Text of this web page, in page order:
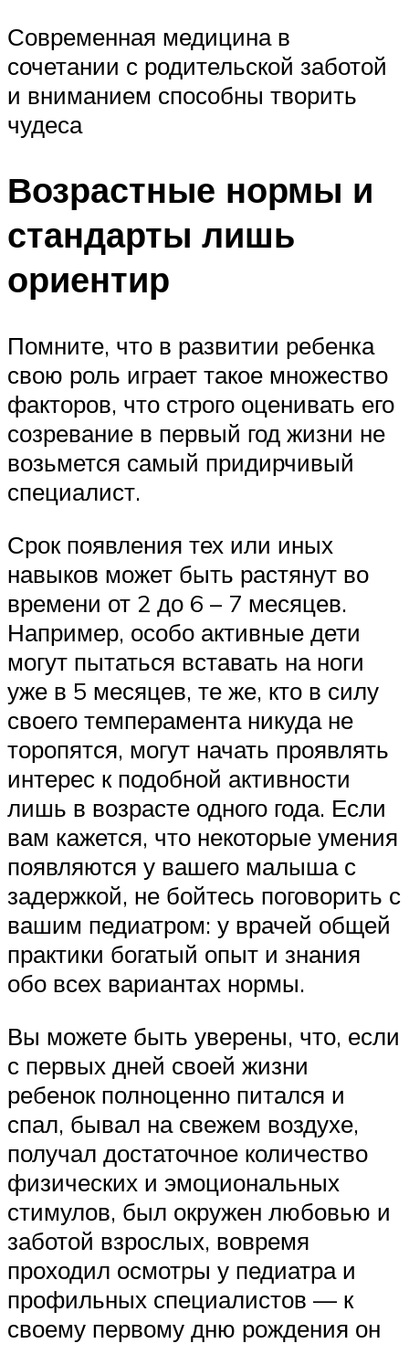
Современная медицина в
сочетании с родительской заботой
и вниманием способны творить
чудеса
Возрастные нормы и
стандарты лишь
ориентир
Помните, что в развитии ребенка
свою роль играет такое множество
факторов, что строго оценивать его
созревание в первый год жизни не
возьмется самый придирчивый
специалист.
Срок появления тех или иных
навыков может быть растянут во
времени от 2 до 6 – 7 месяцев.
Например, особо активные дети
могут пытаться вставать на ноги
уже в 5 месяцев, те же, кто в силу
своего темперамента никуда не
торопятся, могут начать проявлять
интерес к подобной активности
лишь в возрасте одного года. Если
вам кажется, что некоторые умения
появляются у вашего малыша с
задержкой, не бойтесь поговорить с
вашим педиатром: у врачей общей
практики богатый опыт и знания
обо всех вариантах нормы.
Вы можете быть уверены, что, если
с первых дней своей жизни
ребенок полноценно питался и
спал, бывал на свежем воздухе,
получал достаточное количество
физических и эмоциональных
стимулов, был окружен любовью и
заботой взрослых, вовремя
проходил осмотры у педиатра и
профильных специалистов — к
своему первому дню рождения он